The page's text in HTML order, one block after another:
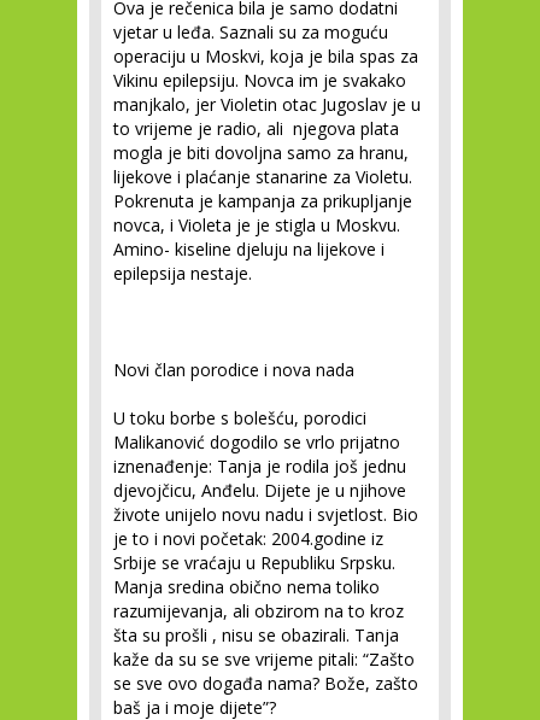
Ova je rečenica bila je samo dodatni
vjetar u leđa. Saznali su za moguću
operaciju u Moskvi, koja je bila spas za
Vikinu epilepsiju. Novca im je svakako
manjkalo, jer Violetin otac Jugoslav je u
to vrijeme je radio, ali njegova plata
mogla je biti dovoljna samo za hranu,
lijekove i plaćanje stanarine za Violetu.
Pokrenuta je kampanja za prikupljanje
novca, i Violeta je je stigla u Moskvu.
Amino- kiseline djeluju na lijekove i
epilepsija nestaje.
Novi član porodice i nova nada
U toku borbe s bolešću, porodici
Malikanović dogodilo se vrlo prijatno
iznenađenje: Tanja je rodila još jednu
djevojčicu, Anđelu. Dijete je u njihove
živote unijelo novu nadu i svjetlost. Bio
je to i novi početak: 2004.godine iz
Srbije se vraćaju u Republiku Srpsku.
Manja sredina obično nema toliko
razumijevanja, ali obzirom na to kroz
šta su prošli , nisu se obazirali. Tanja
kaže da su se sve vrijeme pitali: “Zašto
se sve ovo događa nama? Bože, zašto
baš ja i moje dijete”?